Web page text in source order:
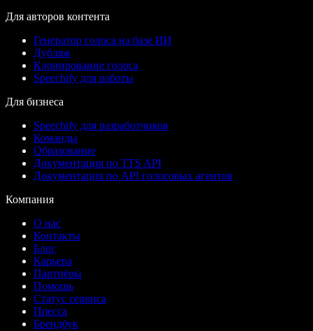
Для авторов контента
Генератор голоса на базе ИИ
Дубляж
Клонирование голоса
Speechify для работы
Для бизнеса
Speechify для разработчиков
Команды
Образование
Документация по TTS API
Документация по API голосовых агентов
Компания
О нас
Контакты
Блог
Карьера
Партнёры
Помощь
Статус сервиса
Пресса
Брендбук